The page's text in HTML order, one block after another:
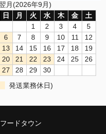
翌月(2026年9月)
日
月 火 水 木 金
土
1
2 3 4
5
6
7 8 9 10 11
12
13
14 15 16 17 18
19
20
21 22 23 24 25
26
27
28 29
30
発送業務休日)
ードタウン